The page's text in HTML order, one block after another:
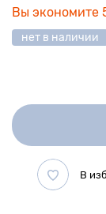
Вы экономите
нет в наличии